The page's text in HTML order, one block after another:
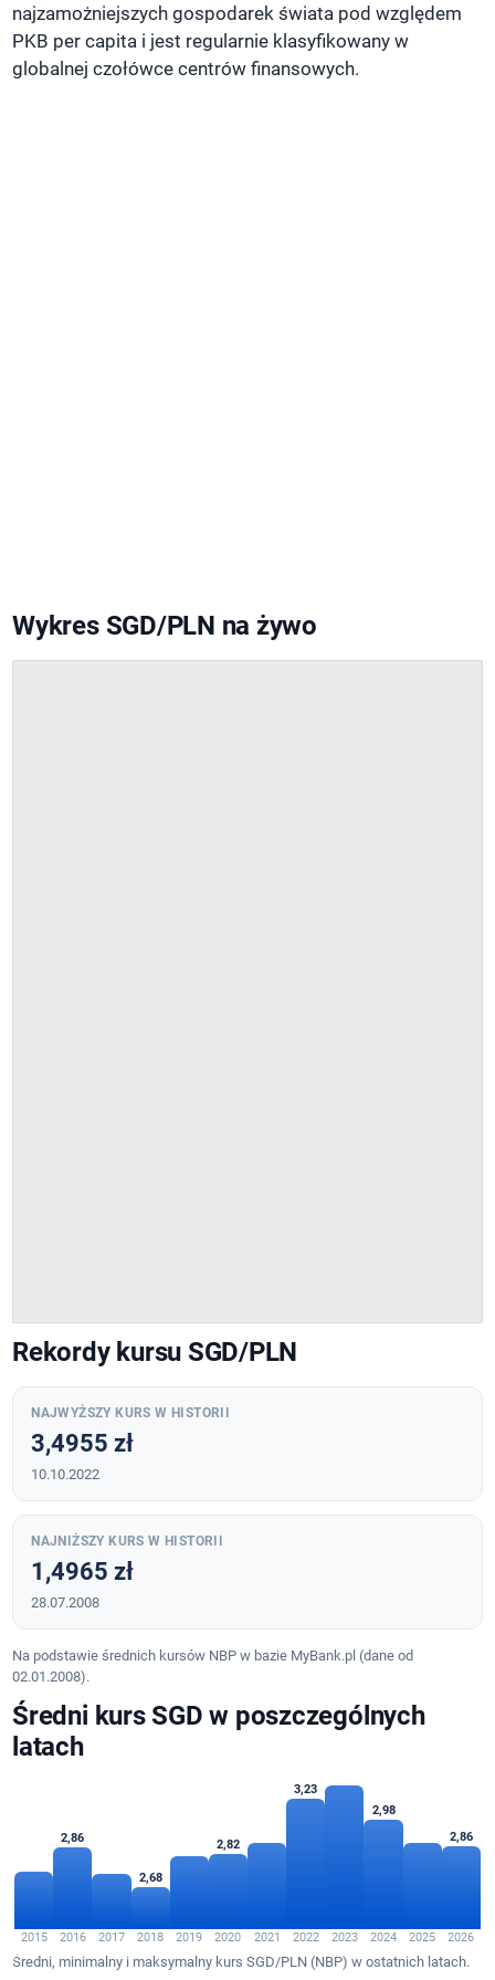
najzamożniejszych gospodarek świata pod względem
PKB per capita i jest regularnie klasyfikowany w
globalnej czołówce centrów finansowych.
Wykres SGD/PLN na żywo
Rekordy kursu SGD/PLN
NAJWYŻSZY KURS W HISTORII
3,4955 zł
10.10.2022
NAJNIŻSZY KURS W HISTORII
1,4965 zł
28.07.2008
Na podstawie średnich kursów NBP w bazie MyBank.pl (dane od
02.01.2008).
Średni kurs SGD w poszczególnych
latach
2015
2,86
2016 2017
2,68
2018 2019
2,82
2020 2021
3,23
2022 2023
2,98
2024 2025
2,86
2026
Średni, minimalny i maksymalny kurs SGD/PLN (NBP) w ostatnich latach.